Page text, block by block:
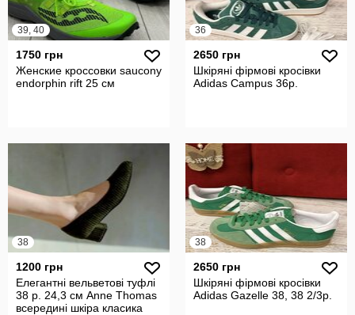
39, 40
1750 грн
Женские кроссовки saucony
endorphin rift 25 см
36
2650 грн
Шкіряні фірмові кросівки
Adidas Campus 36р.
38
1200 грн
Елегантні вельветові туфлі
38 р. 24,3 см Anne Thomas
всередині шкіра класика
38
2650 грн
Шкіряні фірмові кросівки
Adidas Gazelle 38, 38 2/3р.